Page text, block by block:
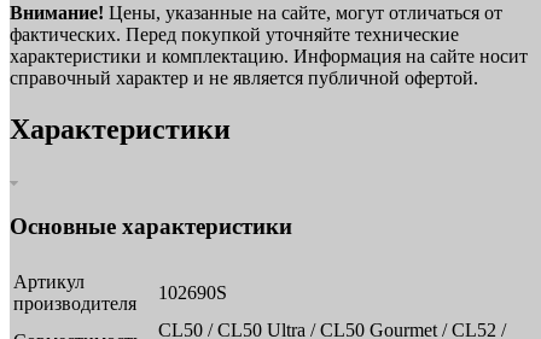
Внимание! Цены, указанные на сайте, могут отличаться от
фактических. Перед покупкой уточняйте технические
характеристики и комплектацию. Информация на сайте носит
справочный характер и не является публичной офертой.
Характеристики
Основные характеристики
Артикул
производителя
102690S
CL50 / CL50 Ultra / CL50 Gourmet / CL52 /